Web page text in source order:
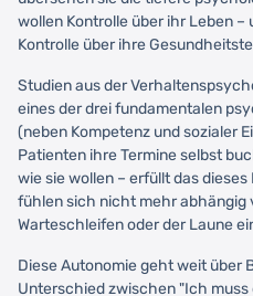
wollen Kontrolle über ihr Leben
Kontrolle über ihre
Studien aus der
eines der drei fundamentalen
(neben Kompetenz und sozialer
Patienten ihre Termine selbst
wie sie wollen – erfüllt das
fühlen sich nicht mehr abhängig
Warteschleifen oder der Laune
Diese Autonomie geht weit über
Unterschied zwischen "Ich muss